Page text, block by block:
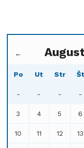
←
Po Ut Str Št
- - - -
3 4 5 6
10 11 12 13